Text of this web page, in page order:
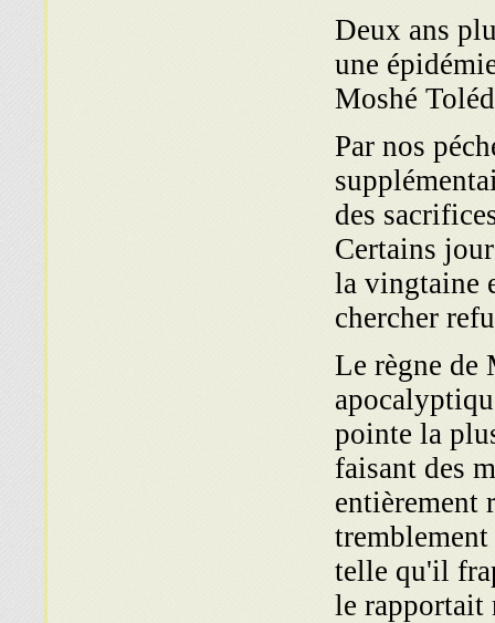
Deux ans
une
Moshé
Par nos
des
Certains
la vingtaine
chercher
Le règne de
pointe la
faisant des
entièrement
telle qu'il
le rapportait